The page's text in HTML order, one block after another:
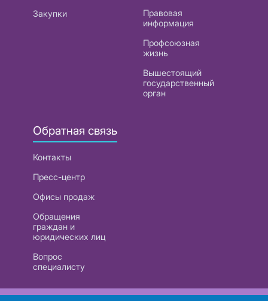
Закупки
Правовая
информация
Профсоюзная
жизнь
Вышестоящий
государственный
орган
Обратная связь
Контакты
Пресс-центр
Офисы продаж
Обращения
граждан и
юридических лиц
Вопрос
специалисту